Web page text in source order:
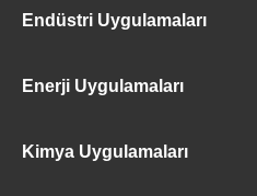
Endüstri Uygulamaları
Enerji Uygulamaları
Kimya Uygulamaları